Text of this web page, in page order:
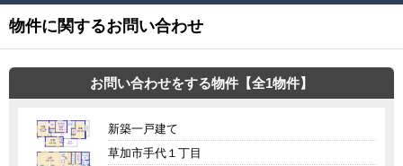
物件に関するお問い合わせ
お問い合わせをする物件【全1物件】
新築一戸建て
草加市手代１丁目